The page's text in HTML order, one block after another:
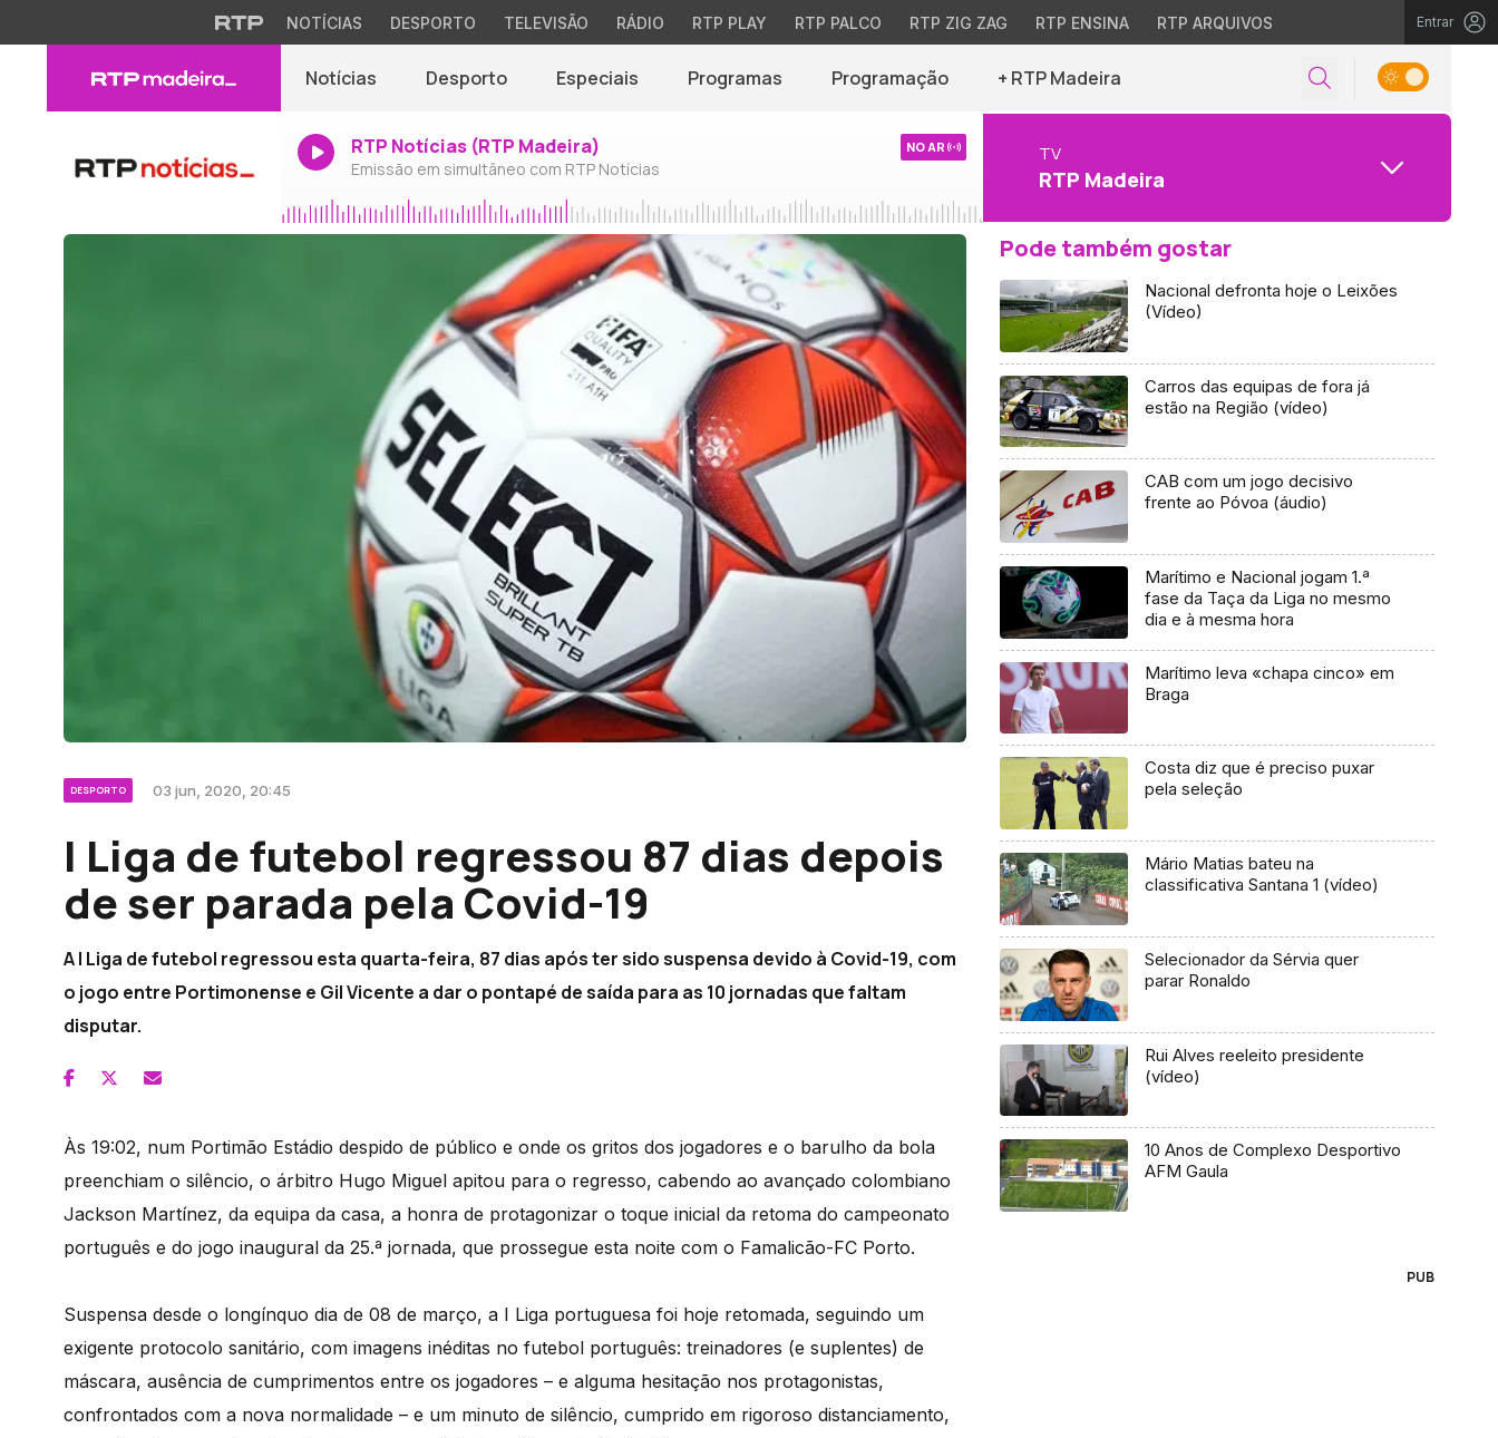
NOTÍCIAS DESPORTO TELEVISÃO RÁDIO RTP PLAY RTP PALCO RTP ZIG ZAG RTP ENSINA RTP ARQUIVOS Entrar
Notícias Desporto Especiais Programas Programação + RTP Madeira
RTP Notícias (RTP Madeira)
Emissão em simultâneo com RTP Notícias
NO AR TV
RTP Madeira
DESPORTO 03 jun, 2020, 20:45
I Liga de futebol regressou 87 dias depois
de ser parada pela Covid-19
A I Liga de futebol regressou esta quarta-feira, 87 dias após ter sido suspensa devido à Covid-19, com
o jogo entre Portimonense e Gil Vicente a dar o pontapé de saída para as 10 jornadas que faltam
disputar.
Às 19:02, num Portimão Estádio despido de público e onde os gritos dos jogadores e o barulho da bola
preenchiam o silêncio, o árbitro Hugo Miguel apitou para o regresso, cabendo ao avançado colombiano
Jackson Martínez, da equipa da casa, a honra de protagonizar o toque inicial da retoma do campeonato
português e do jogo inaugural da 25.ª jornada, que prossegue esta noite com o Famalicão-FC Porto.
Suspensa desde o longínquo dia de 08 de março, a I Liga portuguesa foi hoje retomada, seguindo um
exigente protocolo sanitário, com imagens inéditas no futebol português: treinadores (e suplentes) de
máscara, ausência de cumprimentos entre os jogadores – e alguma hesitação nos protagonistas,
confrontados com a nova normalidade – e um minuto de silêncio, cumprido em rigoroso distanciamento,
Pode também gostar
Nacional defronta hoje o Leixões
(Vídeo)
Carros das equipas de fora já
estão na Região (vídeo)
CAB com um jogo decisivo
frente ao Póvoa (áudio)
Marítimo e Nacional jogam 1.ª
fase da Taça da Liga no mesmo
dia e à mesma hora
Marítimo leva «chapa cinco» em
Braga
Costa diz que é preciso puxar
pela seleção
Mário Matias bateu na
classificativa Santana 1 (vídeo)
Selecionador da Sérvia quer
parar Ronaldo
Rui Alves reeleito presidente
(vídeo)
10 Anos de Complexo Desportivo
AFM Gaula
PUB